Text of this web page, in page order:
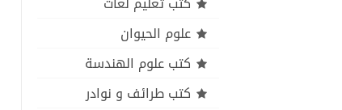
علوم الحيوان
كتب علوم الهندسة
كتب طرائف و نوادر